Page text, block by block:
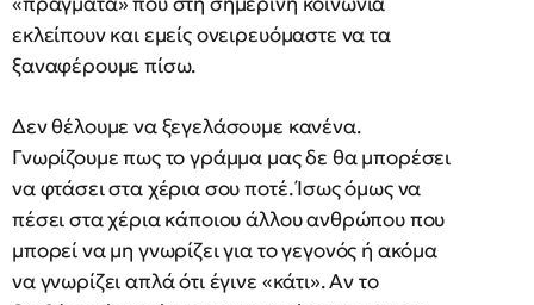
εκλείπουν και εμείς ονειρευόμαστε να τα
ξαναφέρουμε πίσω.
Δεν θέλουμε να ξεγελάσουμε κανένα.
Γνωρίζουμε πως το γράμμα μας δε θα μπορέσει
να φτάσει στα χέρια σου ποτέ. Ίσως όμως να
πέσει στα χέρια κάποιου άλλου ανθρώπου που
μπορεί να μη γνωρίζει για το γεγονός ή ακόμα
να γνωρίζει απλά ότι έγινε «κάτι». Αν το